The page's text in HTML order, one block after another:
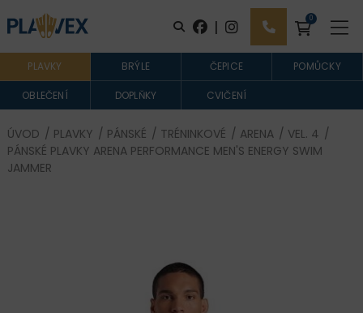
| 0
PLAVKY BRÝLE ČEPICE POMŮCKY
OBLEČENÍ DOPLŇKY CVIČENÍ
ÚVOD / PLAVKY / PÁNSKÉ / TRÉNINKOVÉ / ARENA / VEL. 4 /
PÁNSKÉ PLAVKY ARENA PERFORMANCE MEN'S ENERGY SWIM
JAMMER